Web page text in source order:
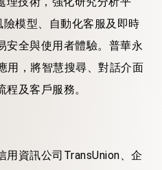
模型、自動化客服及即時
安全與使用者體驗。普華永
用，將智慧搜尋、對話介面
及客戶服務。
用資訊公司TransUnion、企